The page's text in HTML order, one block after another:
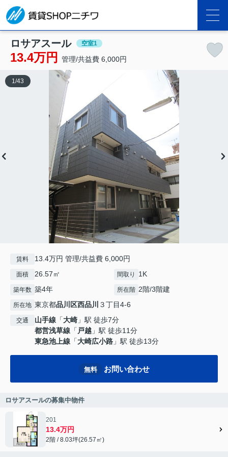
ロサアスール 空室1
13.4万円 管理/共益費 6,000円
1 /43
賃料 13.4万円 管理/共益費 6,000円
面積 26.57㎡ 間取り 1K
築年数 築4年 所在階 2階/3階建
所在地 東京都品川区西品川 ３丁目4-6
交通 山手線 「大崎 」駅 徒歩7分
都営浅草線 「 戸越 」駅 徒歩11分
東急池上線 「大崎広小路 」駅 徒歩13分
無料 お問い合わせ
ロサアスールの募集中物件
201
13.4万円
2階 / 8.03坪(26.57㎡)